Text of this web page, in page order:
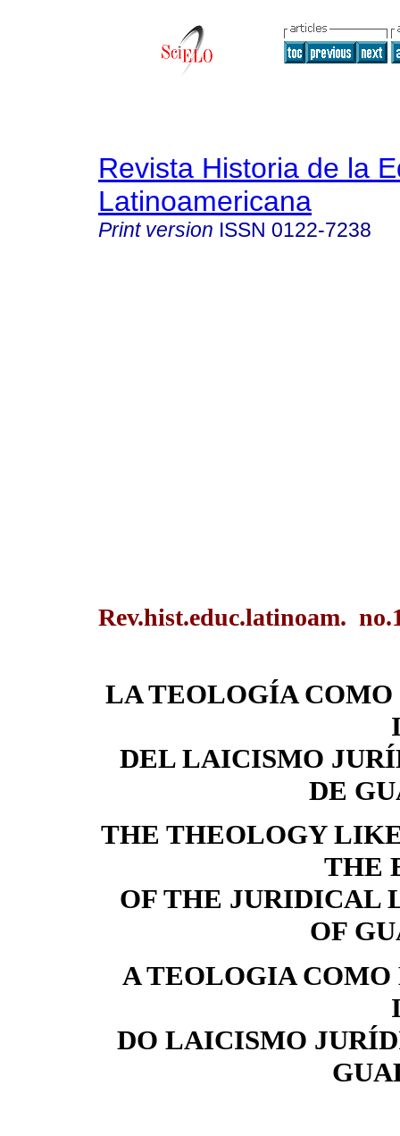
Revista Historia de la
Latinoamericana
Print version ISSN 0122-7238
Rev.hist.educ.latinoam.
LA TEOLOGÍA
DEL LAICISMO
DE
THE THEOLOGY
THE
OF THE JURIDICAL
OF
A TEOLOGIA
DO LAICISMO